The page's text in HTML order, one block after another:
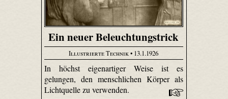
Ein neuer Beleuchtungstrick
Illustrierte Technik• 13.1.1926
In höchst eigenartiger Weise ist es
gelungen, den menschlichen Körper als
Lichtquelle zu verwenden.